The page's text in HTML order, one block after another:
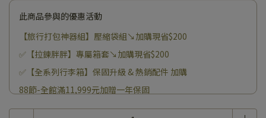
此商品參與的優惠活動
【旅行打包神器組】壓縮袋組↘加購現省$200
✅【拉鍊胖胖】專屬箱套↘加購現省$200
✅【全系列行李箱】保固升級 & 熱銷配件 加購
88節-全館滿11,999元加贈一年保固